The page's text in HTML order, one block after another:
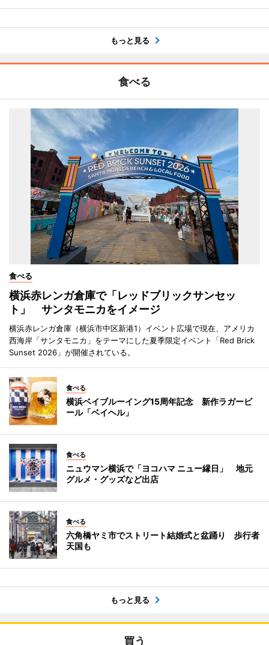
もっと見る
食べる
食べる
横浜赤レンガ倉庫で「レッドブリックサンセッ
ト」 サンタモニカをイメージ
横浜赤レンガ倉庫（横浜市中区新港1）イベント広場で現在、アメリカ
西海岸「サンタモニカ」をテーマにした夏季限定イベント「Red Brick
Sunset 2026」が開催されている。
食べる
横浜ベイブルーイング15周年記念 新作ラガービ
ール「ベイヘル」
食べる
ニュウマン横浜で「ヨコハマ ニュー縁日」 地元
グルメ・グッズなど出店
食べる
六角橋ヤミ市でストリート結婚式と盆踊り 歩行者
天国も
もっと見る
買う